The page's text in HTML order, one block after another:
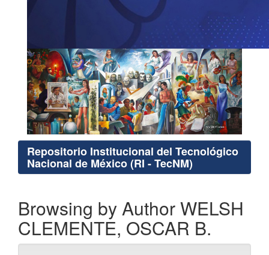
Repositorio Institucional del Tecnológico
Nacional de México (RI - TecNM)
Browsing by Author WELSH
CLEMENTE, OSCAR B.